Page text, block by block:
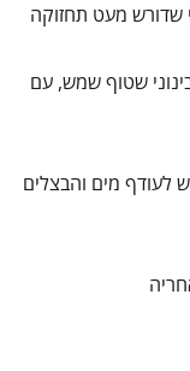
שדורש מעט תחזוקה
שטוף שמש, עם
לעודף מים והבצלים